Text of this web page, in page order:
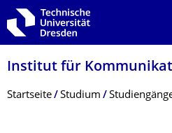
Zur Hauptnavigation springen
Zur Suche springen
Zum Inhalt springen
Institut für
Breadcrumb-Menü
Startseite Studium